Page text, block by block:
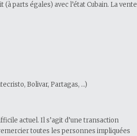
parts égales) avec l’état Cubain. La vente
Bolivar, Partagas, …)
actuel. Il s’agit d’une transaction
toutes les personnes impliquées